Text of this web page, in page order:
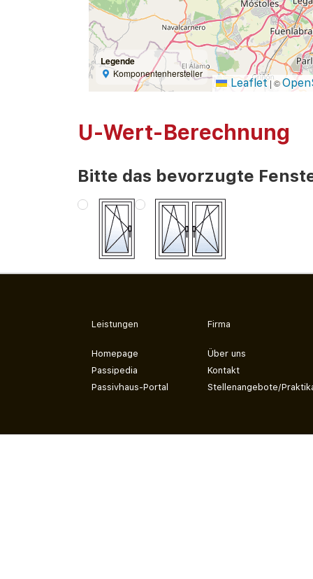
Legende
Komponentenhersteller
Leaflet |©
U-Wert-Berechnung
Bitte das bevorzugte
Leistungen
Homepage
Passipedia
Passivhaus-Portal
Firma
Über uns
Kontakt
Stellenangebote/